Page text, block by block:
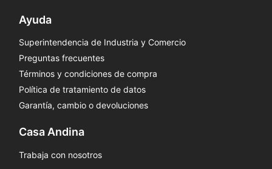
Ayuda
Superintendencia de Industria y Comercio
Preguntas frecuentes
Términos y condiciones de compra
Política de tratamiento de datos
Garantía, cambio o devoluciones
Casa Andina
Trabaja con nosotros